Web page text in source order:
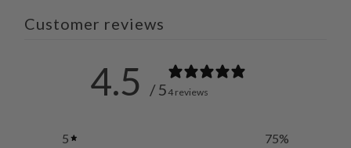
さ
Customer reviews
4.5 / 5 4 reviews
5 75%